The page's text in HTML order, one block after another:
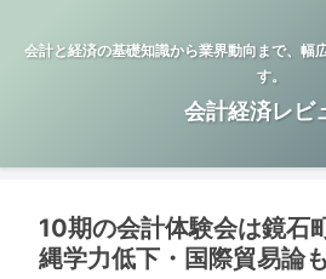
会計と経済の基礎知識から業界動向まで、幅
す。
会計経済レビ
10期の会計体験会は鏡石
縄学力低下・国際貿易論